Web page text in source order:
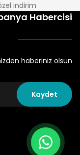
indirim
Habercisi
haberiniz olsun
Kaydet